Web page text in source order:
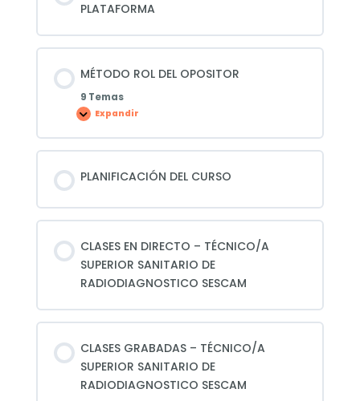
PLATAFORMA
MÉTODO ROL DEL OPOSITOR
9 Temas
Expandir
MÉTODO
DEL
OPOSITOR
PLANIFICACIÓN DEL CURSO
CLASES EN DIRECTO – TÉCNICO/A
SUPERIOR SANITARIO DE
RADIODIAGNOSTICO SESCAM
CLASES GRABADAS – TÉCNICO/A
SUPERIOR SANITARIO DE
RADIODIAGNOSTICO SESCAM